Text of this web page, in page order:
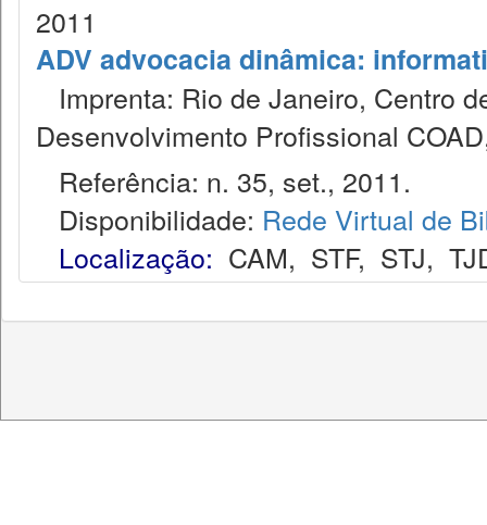
2011
ADV advocacia dinâmica:
Imprenta: Rio de Janeiro, Centro
Desenvolvimento Profissional
Referência: n. 35, set., 2011.
Disponibilidade: Rede Virtual de
Localização: CAM, STF, STJ,